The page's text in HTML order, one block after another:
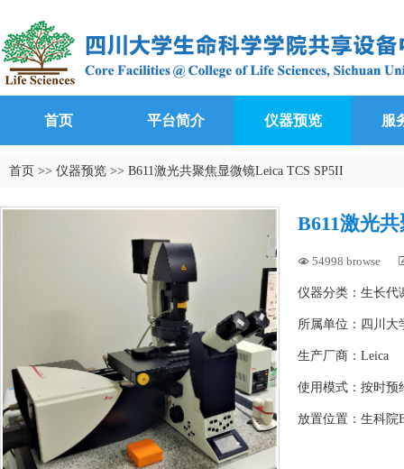
首页 平台简介 仪器预览 服
首页 >> 仪器预览 >> B611激光共聚焦显微镜Leica TCS SP5II
B611激光
 54998 browse
仪器分类：生长代
所属单位： 四川大
生产厂商：Leica
使用模式：按时预
放置位置：生科院